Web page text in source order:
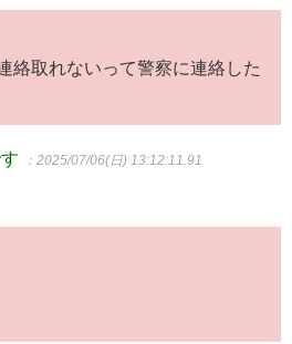
絡取れないって警察に連絡した
：2025/07/06(日) 13:12:11.91